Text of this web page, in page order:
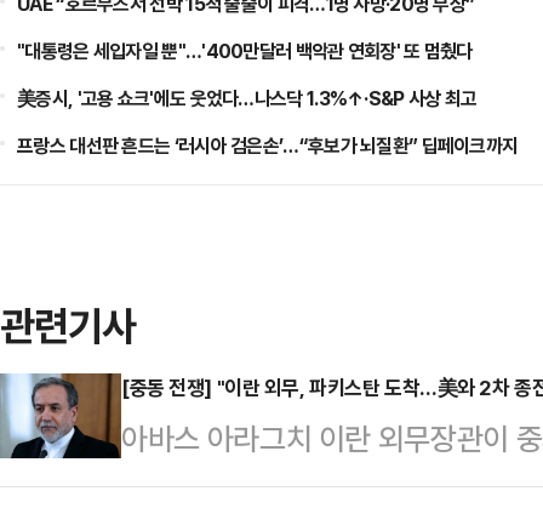
"대통령은 세입자일 뿐"…'400만달러 백악관 연회장' 또 멈췄다
美증시, '고용 쇼크'에도 웃었다…나스닥 1.3%↑·S&P 사상 최고
프랑스 대선판 흔드는 ‘러시아 검은손’…“후보가 뇌질환” 딥페이크까지
관련기사
[중동 전쟁] "이란 외무, 파키스탄 도착…美와 2차 종
아바스 아라그치 이란 외무장관이
통신이 24일(현지시간) 보도했다.